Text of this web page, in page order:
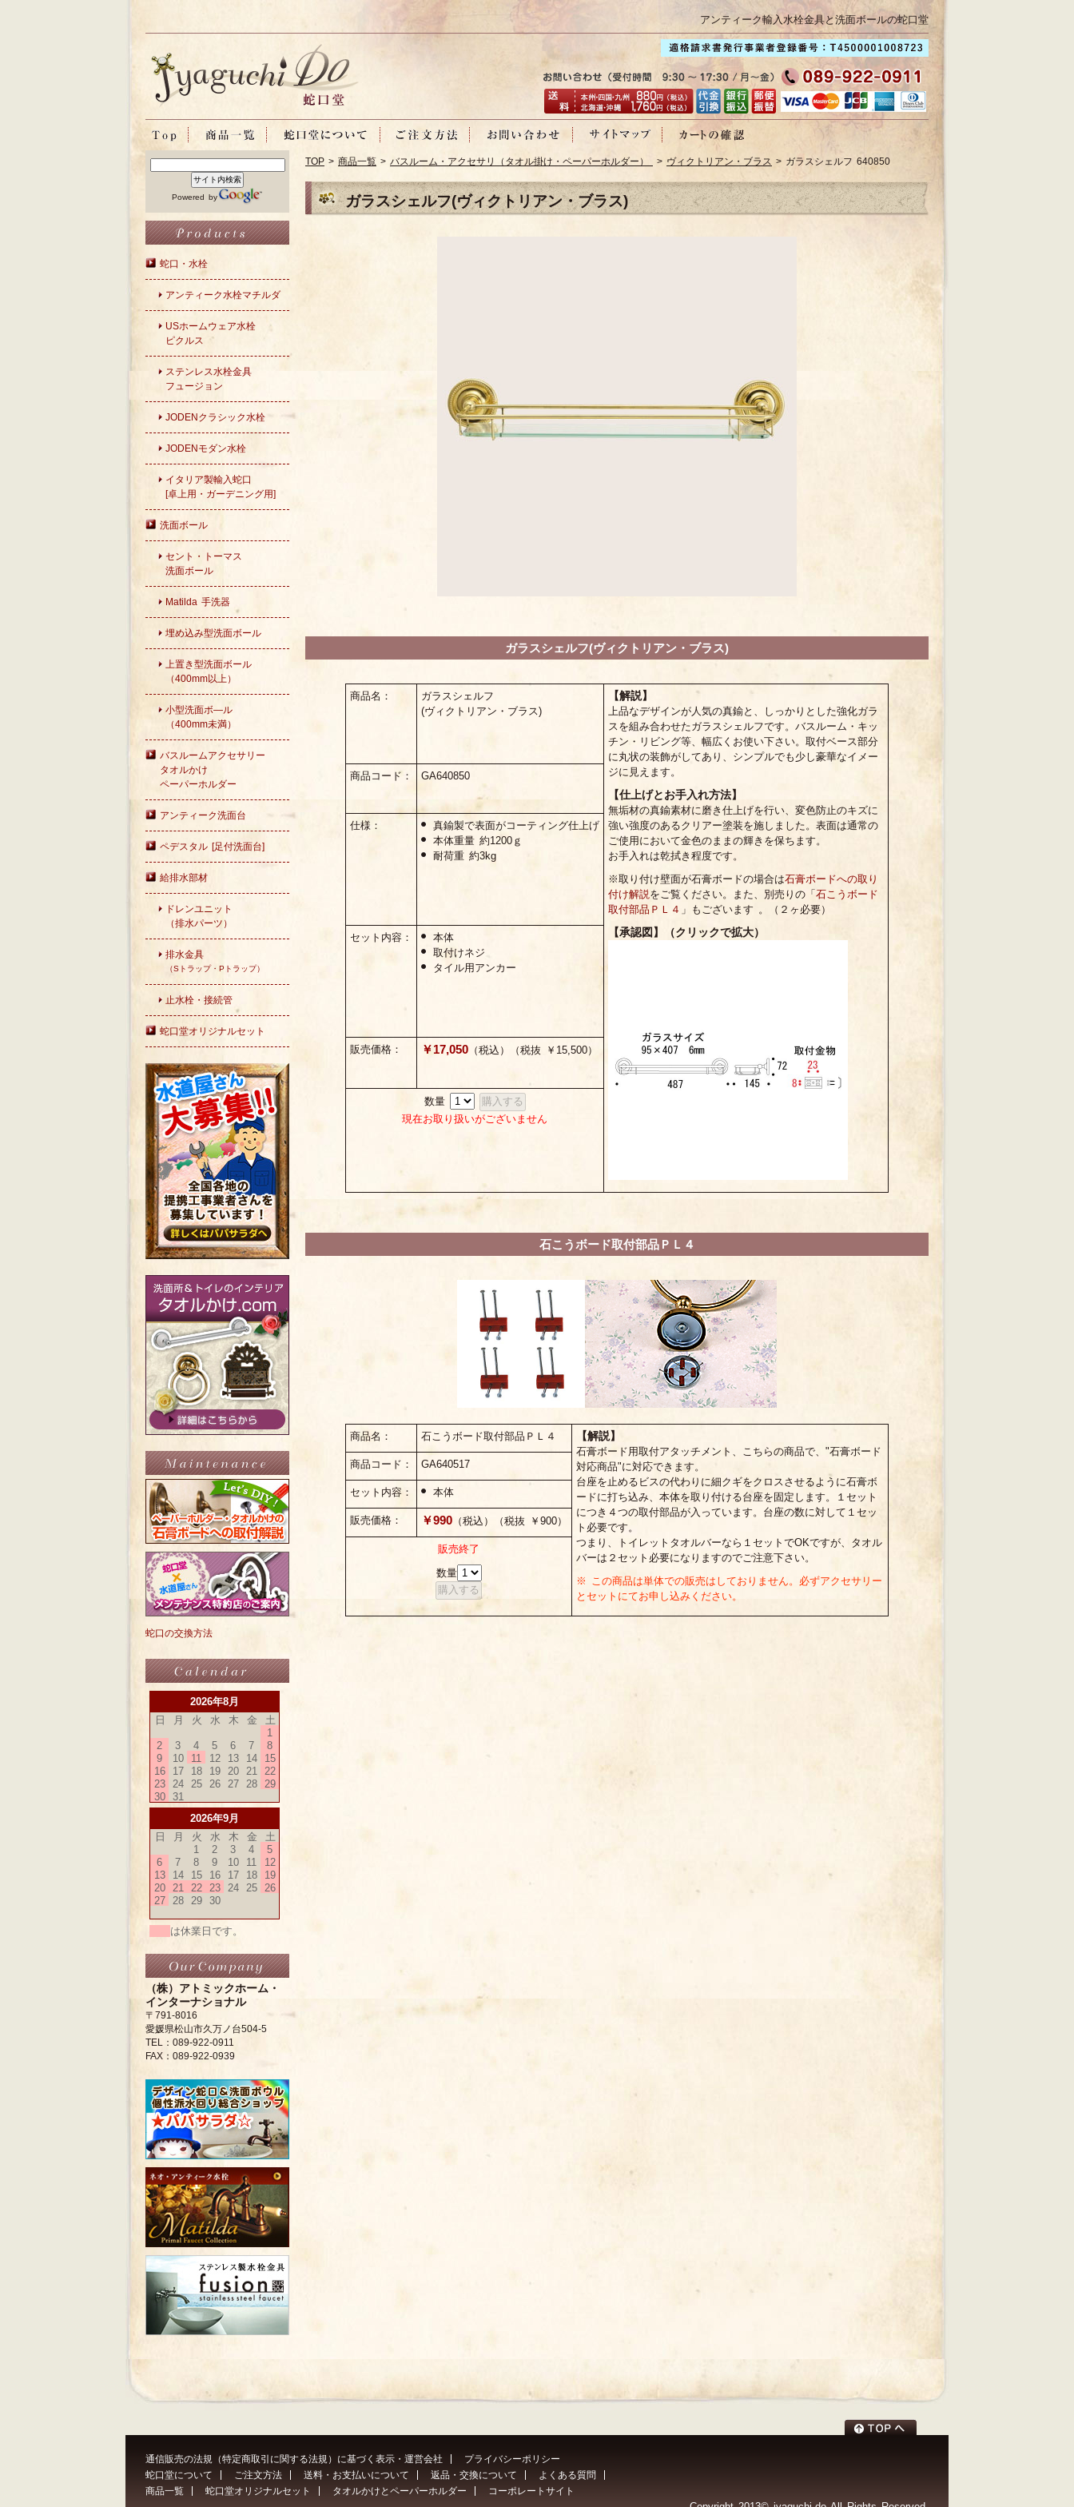
アンティーク輸入水栓金具と洗面ボールの蛇口堂
Powered by
蛇口・水栓
アンティーク水栓マチルダ
USホームウェア水栓
ピクルス
ステンレス水栓金具
フュージョン
JODENクラシック水栓
JODENモダン水栓
イタリア製輸入蛇口
[卓上用・ガーデニング用]
洗面ボール
セント・トーマス
洗面ボール
Matilda 手洗器
埋め込み型洗面ボール
上置き型洗面ボール
（400mm以上）
小型洗面ボ―ル
（400mm未満）
バスルームアクセサリー
タオルかけ
ペーパーホルダー
アンティーク洗面台
ペデスタル [足付洗面台]
給排水部材
ドレンユニット
（排水パーツ）
排水金具
（Sトラップ・Pトラップ）
止水栓・接続管
蛇口堂オリジナルセット
蛇口の交換方法
2026年8月
日
月 火 水 木 金
土
1
2
3 4 5 6 7
8
9
10 11 12 13 14
15
16
17 18 19 20 21
22
23
24 25 26 27 28
29
30
31
2026年9月
日
月 火 水 木 金
土
1
2 3 4
5
6
7 8 9 10 11
12
13
14 15 16 17 18
19
20
21 22 23 24 25
26
27
28 29 30
は休業日です。
（株）アトミックホーム・
インターナショナル
〒791-8016
愛媛県松山市久万ノ台504-5
TEL：089-922-0911
FAX：089-922-0939
TOP > 商品一覧 > バスルーム・アクセサリ（タオル掛け・ペーパーホルダー） > ヴィクトリアン・ブラス > ガラスシェルフ 640850
ガラスシェルフ(ヴィクトリアン・ブラス)
ガラスシェルフ(ヴィクトリアン・ブラス)
商品名：
ガラスシェルフ
(ヴィクトリアン・ブラス)
【解説】
上品なデザインが人気の真鍮と、しっかりとした強化ガラ
スを組み合わせたガラスシェルフです。バスルーム・キッ
チン・リビング等、幅広くお使い下さい。取付ベース部分
に丸状の装飾がしてあり、シンプルでも少し豪華なイメー
ジに見えます。
【仕上げとお手入れ方法】
無垢材の真鍮素材に磨き仕上げを行い、変色防止のキズに
強い強度のあるクリアー塗装を施しました。表面は通常の
ご使用において金色のままの輝きを保ちます。
お手入れは乾拭き程度です。
※取り付け壁面が石膏ボードの場合は石膏ボードへの取り
付け解説をご覧ください。また、別売りの「 石こうボード
取付部品ＰＬ４ 」もございます 。（２ヶ必要）
【承認図】（クリックで拡大）
商品コード： GA640850
仕様：
真鍮製で表面がコーティング仕上げ
本体重量 約1200ｇ
耐荷重 約3kg
セット内容：
本体
取付けネジ
タイル用アンカー
販売価格： ￥17,050 （税込）（税抜 ￥15,500）
数量
現在お取り扱いがございません
石こうボード取付部品ＰＬ４
商品名： 石こうボード取付部品ＰＬ４ 【解説】
石膏ボード用取付アタッチメント、こちらの商品で、"石膏ボード
対応商品"に対応できます。
台座を止めるビスの代わりに細クギをクロスさせるように石膏ボ
ードに打ち込み、本体を取り付ける台座を固定します。１セット
につき４つの取付部品が入っています。台座の数に対して１セッ
ト必要です。
つまり、トイレットタオルバーなら１セットでOKですが、タオル
バーは２セット必要になりますのでご注意下さい。
※ この商品は単体での販売はしておりません。必ずアクセサリー
とセットにてお申し込みください。
商品コード： GA640517
セット内容： 本体
販売価格： ￥990 （税込）（税抜 ￥900）
販売終了
数量
通信販売の法規（特定商取引に関する法規）に基づく表示・運営会社
プライバシーポリシー
蛇口堂について
ご注文方法 送料・お支払いについて 返品・交換について
よくある質問
商品一覧
蛇口堂オリジナルセット タオルかけとペーパーホルダー コーポレートサイト